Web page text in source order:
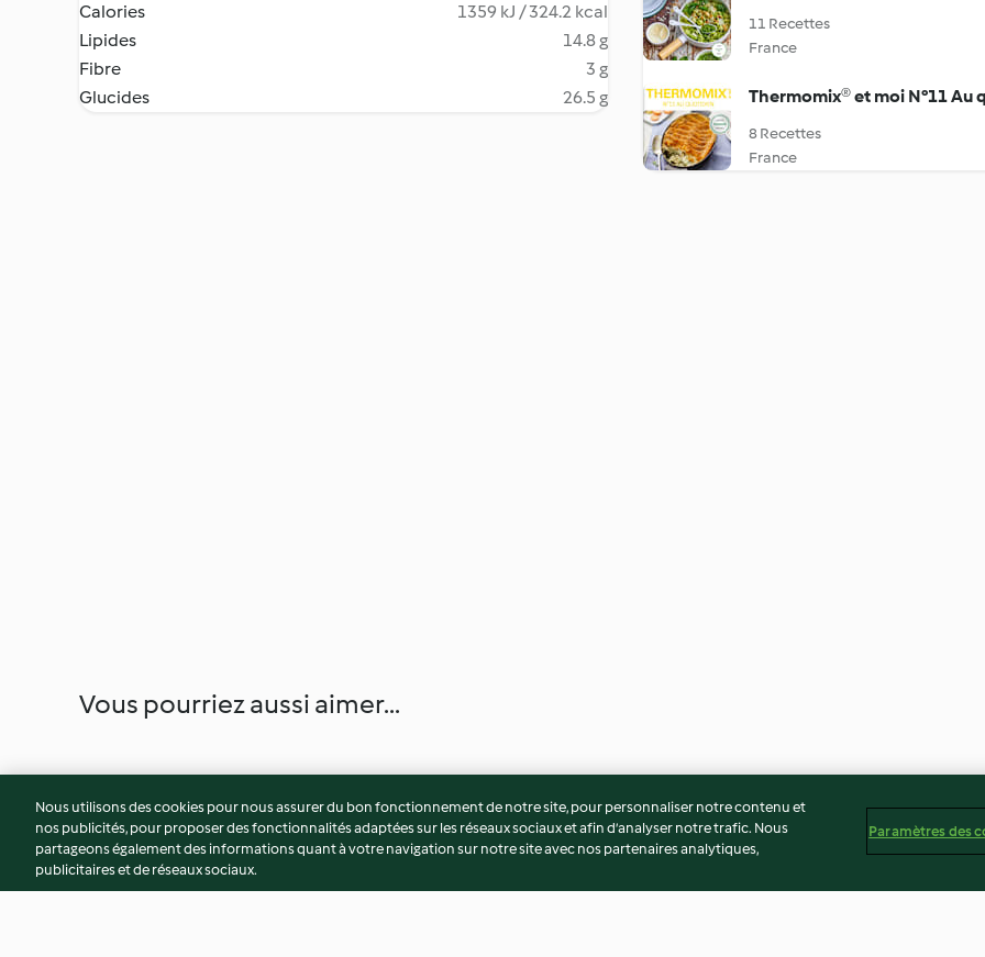
Calories
1359 kJ / 324.2 kcal
Lipides
14.8 g
Fibre
3 g
Glucides
26.5 g
11 Recettes
France
Thermomix® et moi N°11 Au
8 Recettes
France
Vous pourriez aussi aimer...
Nous utilisons des cookies pour nous assurer du bon fonctionnement de notre site, pour personnaliser notre contenu et
nos publicités, pour proposer des fonctionnalités adaptées sur les réseaux sociaux et afin d’analyser notre trafic. Nous
partageons également des informations quant à votre navigation sur notre site avec nos partenaires analytiques,
publicitaires et de réseaux sociaux.
Paramètres des